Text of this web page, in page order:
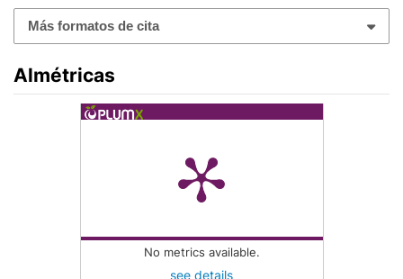
Más formatos de cita
Almétricas
No metrics available.
see details